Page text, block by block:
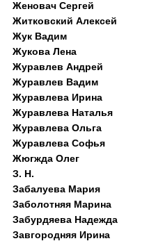
Женовач Сергей
Житковский Алексей
Жук Вадим
Жукова Лена
Журавлев Андрей
Журавлев Вадим
Журавлева Ирина
Журавлева Наталья
Журавлева Ольга
Журавлева Софья
Жюгжда Олег
З. Н.
Забалуева Мария
Заболотняя Марина
Забурдяева Надежда
Завгородняя Ирина